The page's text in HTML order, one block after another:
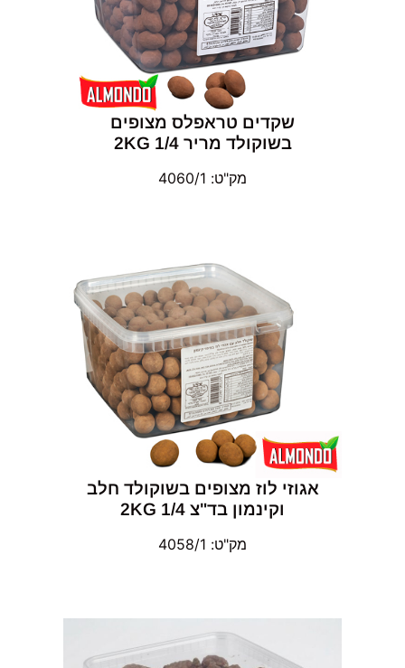
שקדים טראפלס מצופים
בשוקולד מריר 2KG 1/4
מק"ט: 4060/1
אגוזי לוז מצופים בשוקולד חלב
וקינמון בד"צ 1/4 2KG
מק"ט: 4058/1